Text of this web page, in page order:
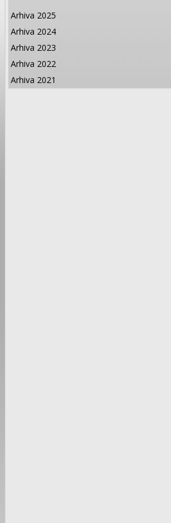
Arhiva 2025
Arhiva 2024
Arhiva 2023
Arhiva 2022
Arhiva 2021